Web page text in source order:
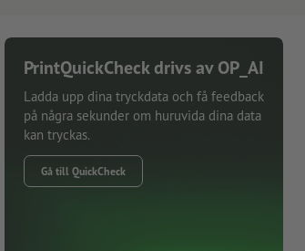
PrintQuickCheck drivs av OP_AI
Ladda upp dina tryckdata och få feedback
på några sekunder om huruvida dina data
kan tryckas.
Gå till QuickCheck